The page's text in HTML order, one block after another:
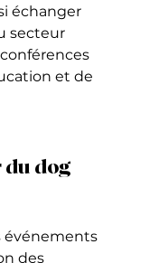
échanger
secteur
et de
du dog
événements
des